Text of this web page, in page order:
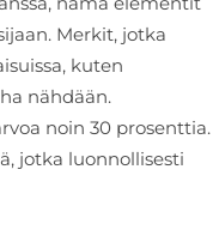
Merkit, jotka
kuten
nähdään.
noin 30 prosenttia.
jotka luonnollisesti